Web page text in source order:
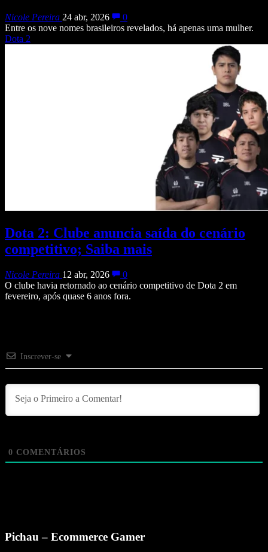
Nicole Pereira 24 abr, 2026
0
Entre os nove nomes brasileiros revelados, há apenas uma mulher.
Dota 2
Dota 2: Clube anuncia saída do cenário
competitivo; Saiba mais
Nicole Pereira 12 abr, 2026
0
O clube havia retornado ao cenário competitivo de Dota 2 em
fevereiro, após quase 6 anos fora.
Inscrever-se
0 COMENTÁRIOS
Pichau – Ecommerce Gamer